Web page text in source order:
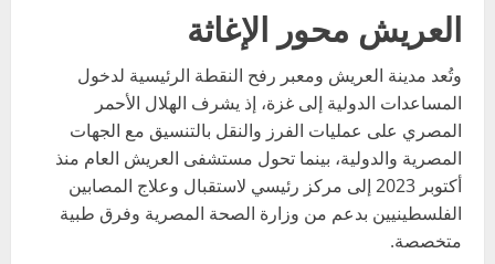
العريش محور الإغاثة
وتُعد مدينة العريش ومعبر رفح النقطة الرئيسية لدخول
المساعدات الدولية إلى غزة، إذ يشرف الهلال الأحمر
المصري على عمليات الفرز والنقل بالتنسيق مع الجهات
المصرية والدولية، بينما تحول مستشفى العريش العام منذ
أكتوبر 2023 إلى مركز رئيسي لاستقبال وعلاج المصابين
الفلسطينيين بدعم من وزارة الصحة المصرية وفرق طبية
متخصصة.